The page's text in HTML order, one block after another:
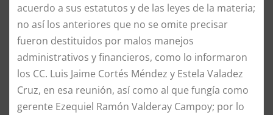
acuerdo a sus estatutos y de las leyes de la materia;
no así los anteriores que no se omite precisar
fueron destituidos por malos manejos
administrativos y financieros, como lo informaron
los CC. Luis Jaime Cortés Méndez y Estela Valadez
Cruz, en esa reunión, así como al que fungía como
gerente Ezequiel Ramón Valderay Campoy; por lo